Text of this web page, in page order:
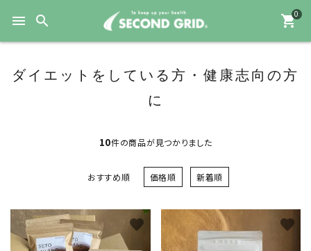
menu search 0
shopping_cart
ダイエットをしている方・健康志向の方
に
10件の商品が見つかりました
おすすめ順 価格順 新着順
favorite favorite